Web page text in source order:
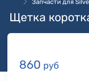
Запчасти для
Щетка
860 руб